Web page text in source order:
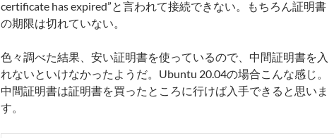
certificate has expired”と言われて接続できない。もちろん証明書
の期限は切れていない。
色々調べた結果、安い証明書を使っているので、中間証明書を入
れないといけなかったようだ。Ubuntu 20.04の場合こんな感じ。
中間証明書は証明書を買ったところに行けば入手できると思いま
す。